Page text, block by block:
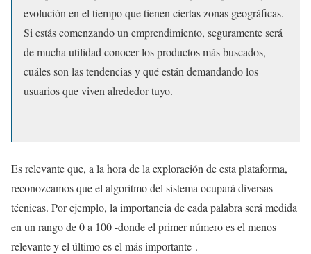
evolución en el tiempo que tienen ciertas zonas geográficas.
Si estás comenzando un emprendimiento, seguramente será
de mucha utilidad conocer los productos más buscados,
cuáles son las tendencias y qué están demandando los
usuarios que viven alrededor tuyo.
Es relevante que, a la hora de la exploración de esta plataforma,
reconozcamos que el algoritmo del sistema ocupará diversas
técnicas. Por ejemplo, la importancia de cada palabra será medida
en un rango de 0 a 100 -donde el primer número es el menos
relevante y el último es el más importante-.